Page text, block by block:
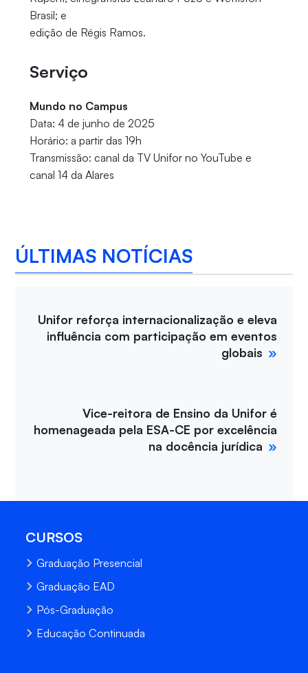
Brasil; e
edição de Régis Ramos.
Serviço
Mundo no Campus
Data: 4 de junho de 2025
Horário: a partir das 19h
Transmissão: canal da TV Unifor no YouTube e
canal 14 da Alares
ÚLTIMAS NOTÍCIAS
Unifor reforça internacionalização e eleva
influência com participação em eventos
globais
Vice-reitora de Ensino da Unifor é
homenageada pela ESA-CE por excelência
na docência jurídica
CURSOS
Graduação Presencial
Graduação EAD
Pós-Graduação
Educação Continuada